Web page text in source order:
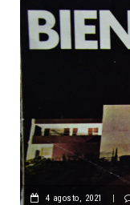
4 agosto, 2021